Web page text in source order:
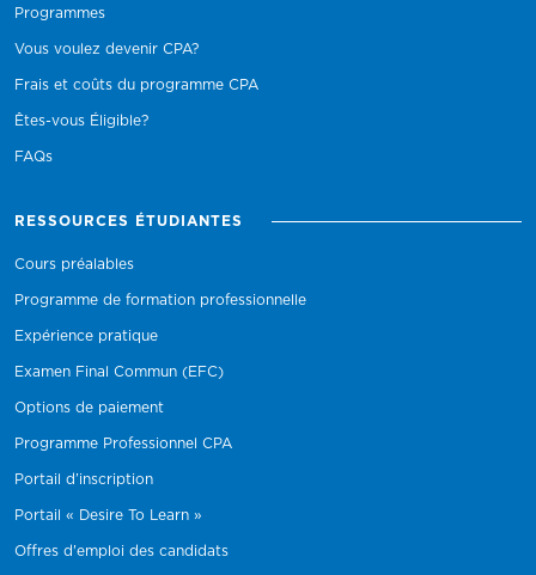
Programmes
Vous voulez devenir CPA?
Frais et coûts du programme CPA
Êtes-vous Éligible?
FAQs
RESSOURCES ÉTUDIANTES
Cours préalables
Programme de formation professionnelle
Expérience pratique
Examen Final Commun (EFC)
Options de paiement
Programme Professionnel CPA
Portail d’inscription
Portail « Desire To Learn »
Offres d'emploi des candidats